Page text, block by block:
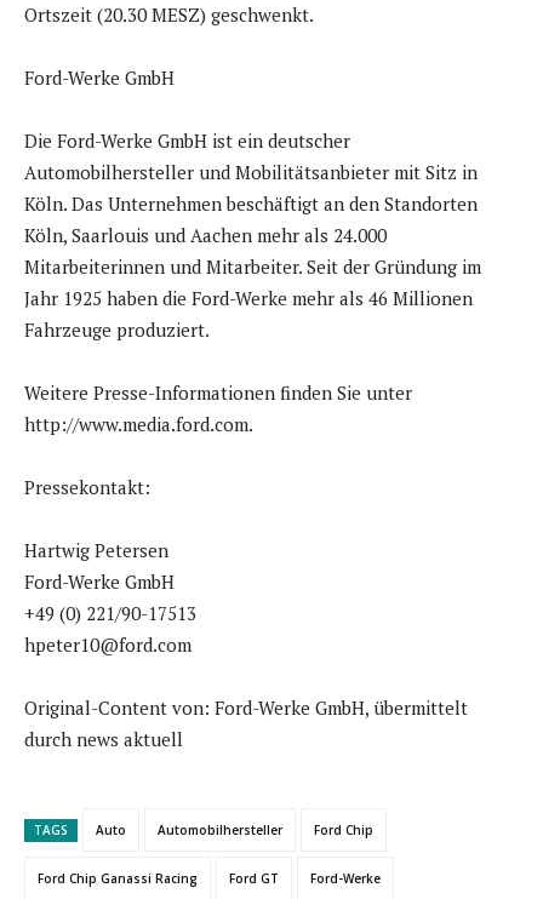
Ortszeit (20.30 MESZ) geschwenkt.
Ford-Werke GmbH
Die Ford-Werke GmbH ist ein deutscher
Automobilhersteller und Mobilitätsanbieter mit Sitz in
Köln. Das Unternehmen beschäftigt an den Standorten
Köln, Saarlouis und Aachen mehr als 24.000
Mitarbeiterinnen und Mitarbeiter. Seit der Gründung im
Jahr 1925 haben die Ford-Werke mehr als 46 Millionen
Fahrzeuge produziert.
Weitere Presse-Informationen finden Sie unter
http://www.media.ford.com.
Pressekontakt:
Hartwig Petersen
Ford-Werke GmbH
+49 (0) 221/90-17513
hpeter10@ford.com
Original-Content von: Ford-Werke GmbH, übermittelt
durch news aktuell
TAGS Auto Automobilhersteller Ford Chip
Ford Chip Ganassi Racing Ford GT Ford-Werke